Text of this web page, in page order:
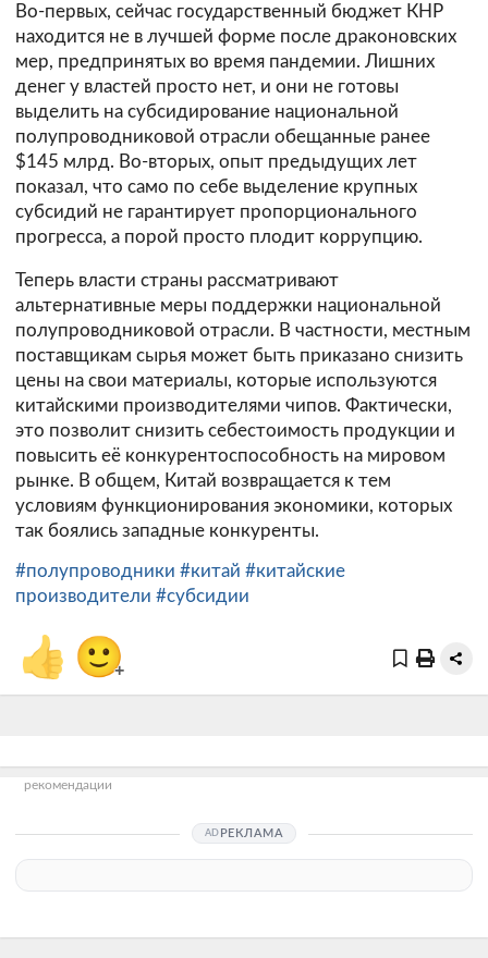
Во-первых, сейчас государственный бюджет КНР
находится не в лучшей форме после драконовских
мер, предпринятых во время пандемии. Лишних
денег у властей просто нет, и они не готовы
выделить на субсидирование национальной
полупроводниковой отрасли обещанные ранее
$145 млрд. Во-вторых, опыт предыдущих лет
показал, что само по себе выделение крупных
субсидий не гарантирует пропорционального
прогресса, а порой просто плодит коррупцию.
Теперь власти страны рассматривают
альтернативные меры поддержки национальной
полупроводниковой отрасли. В частности, местным
поставщикам сырья может быть приказано снизить
цены на свои материалы, которые используются
китайскими производителями чипов. Фактически,
это позволит снизить себестоимость продукции и
повысить её конкурентоспособность на мировом
рынке. В общем, Китай возвращается к тем
условиям функционирования экономики, которых
так боялись западные конкуренты.
#полупроводники #китай #китайские
производители #субсидии
👍 🙂+
рекомендации
РЕКЛАМА